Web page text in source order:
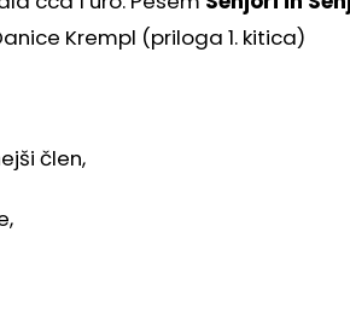
Krempl (priloga 1. kitica)
člen,